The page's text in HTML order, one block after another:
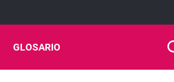
GLOSARIO